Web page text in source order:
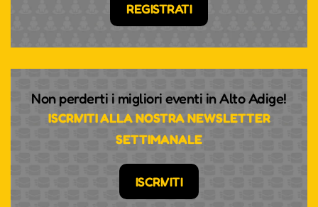
REGISTRATI
Non perderti i migliori eventi in Alto Adige!
ISCRIVITI ALLA NOSTRA NEWSLETTER
SETTIMANALE
ISCRIVITI